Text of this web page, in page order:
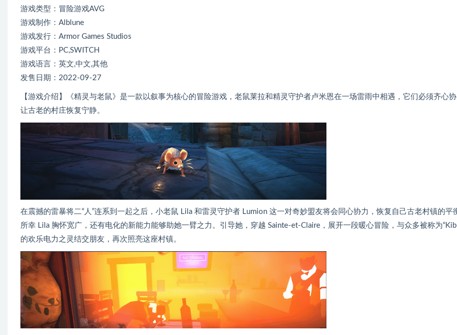
游戏类型：冒险游戏AVG
游戏制作：Alblune
游戏发行：Armor Games Studios
游戏平台：PC,SWITCH
游戏语言：英文,中文,其他
发售日期：2022-09-27
【游戏介绍】《精灵与老鼠》是一款以叙事为核心的冒险游戏，老鼠莱拉和精灵守护者卢米恩在一场雷雨中相遇，它们必须齐心
让古老的村庄恢复宁静。
在震撼的雷暴将二“人”连系到一起之后，小老鼠 Lila 和雷灵守护者 Lumion 这一对奇妙盟友将会同心协力，恢复自己古老村镇的平
所幸 Lila 胸怀宽广，还有电化的新能力能够助她一臂之力。引导她，穿越 Sainte-et-Claire，展开一段暖心冒险，与众多被称为
的欢乐电力之灵结交朋友，再次照亮这座村镇。